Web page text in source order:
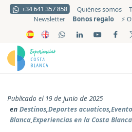
+34 641 357 858 Quiénes somos
Newsletter
Bonos regalo ⚡️
Publicado el 19 de junio de 2025
en Destinos,Deportes acuaticos,
Blanca,Experiencias en la Costa Blanca